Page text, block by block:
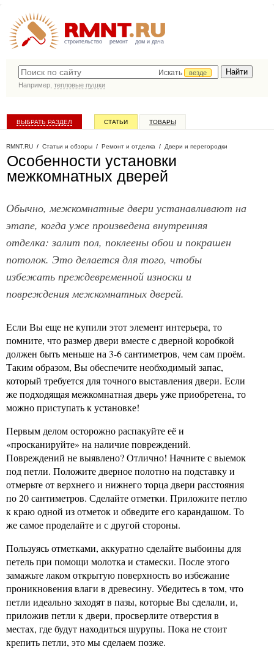
строительство ремонт дом и дача
Искать
везде
Например, тепловые пушки
ВЫБРАТЬ РАЗДЕЛ СТАТЬИ ТОВАРЫ
RMNT.RU / Статьи и обзоры / Ремонт и отделка / Двери и перегородки
Особенности установки
межкомнатных дверей
Обычно, межкомнатные двери устанавливают на
этапе, когда уже произведена внутренняя
отделка: залит пол, поклеены обои и покрашен
потолок. Это делается для того, чтобы
избежать преждевременной износки и
повреждения межкомнатных дверей.
Если Вы еще не купили этот элемент интерьера, то
помните, что размер двери вместе с дверной коробкой
должен быть меньше на 3-6 сантиметров, чем сам проём.
Таким образом, Вы обеспечите необходимый запас,
который требуется для точного выставления двери. Если
же подходящая межкомнатная дверь уже приобретена, то
можно приступать к установке!
Первым делом осторожно распакуйте её и
«просканируйте» на наличие повреждений.
Повреждений не выявлено? Отлично! Начните с выемок
под петли. Положите дверное полотно на подставку и
отмерьте от верхнего и нижнего торца двери расстояния
по 20 сантиметров. Сделайте отметки. Приложите петлю
к краю одной из отметок и обведите его карандашом. То
же самое проделайте и с другой стороны.
Пользуясь отметками, аккуратно сделайте выбоины для
петель при помощи молотка и стамески. После этого
замажьте лаком открытую поверхность во избежание
проникновения влаги в древесину. Убедитесь в том, что
петли идеально заходят в пазы, которые Вы сделали, и,
приложив петли к двери, просверлите отверстия в
местах, где будут находиться шурупы. Пока не стоит
крепить петли, это мы сделаем позже.